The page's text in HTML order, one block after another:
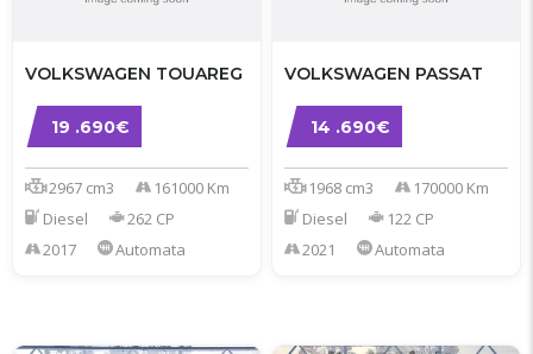
19 .690€
VOLKSWAGEN TOUAREG
2967 cm3
161000 Km
Diesel
262 CP
2017
Automata
14 .690€
VOLKSWAGEN PASSAT
1968 cm3
170000 Km
Diesel
122 CP
2021
Automata